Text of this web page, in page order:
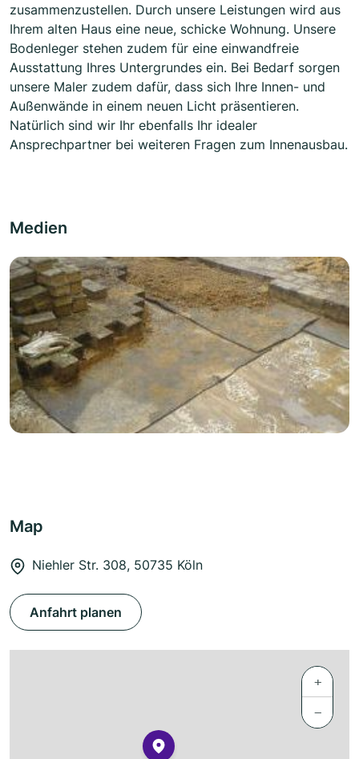
zusammenzustellen. Durch unsere Leistungen wird aus
Ihrem alten Haus eine neue, schicke Wohnung. Unsere
Bodenleger stehen zudem für eine einwandfreie
Ausstattung Ihres Untergrundes ein. Bei Bedarf sorgen
unsere Maler zudem dafür, dass sich Ihre Innen- und
Außenwände in einem neuen Licht präsentieren.
Natürlich sind wir Ihr ebenfalls Ihr idealer
Ansprechpartner bei weiteren Fragen zum Innenausbau.
Medien
Map
Niehler Str. 308, 50735 Köln
Anfahrt planen
+
−